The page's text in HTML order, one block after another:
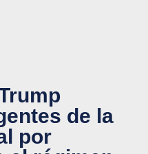
de la
por